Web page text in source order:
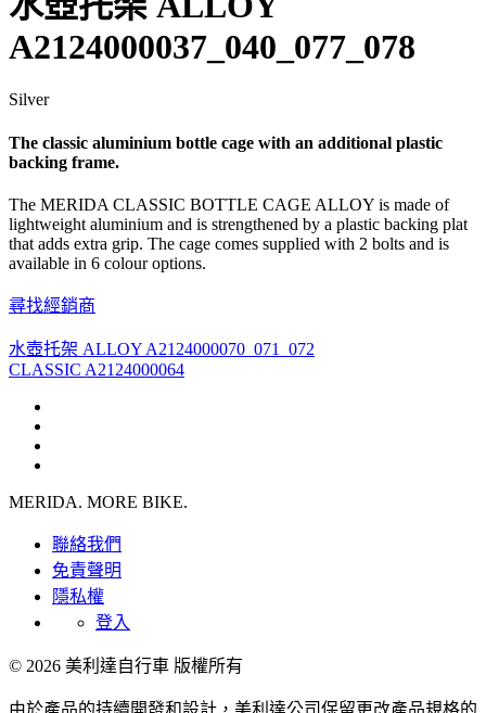
A2124000037_040_077_078
Silver
The classic aluminium bottle cage with an additional plastic
backing frame.
The MERIDA CLASSIC BOTTLE CAGE ALLOY is made of
lightweight aluminium and is strengthened by a plastic backing plat
that adds extra grip. The cage comes supplied with 2 bolts and is
available in 6 colour options.
尋找經銷商
水壺托架 ALLOY A2124000070_071_072
CLASSIC A2124000064
MERIDA. MORE BIKE.
聯絡我們
免責聲明
隱私權
登入
© 2026 美利達自行車 版權所有
由於產品的持續開發和設計，美利達公司保留更改產品規格的